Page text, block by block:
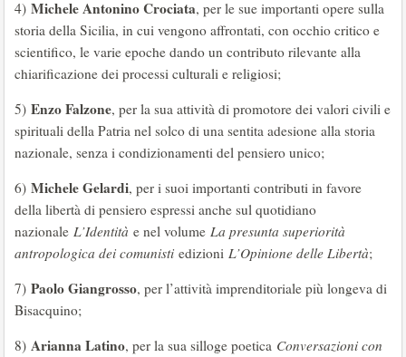
4) Michele Antonino Crociata, per le sue importanti opere sulla
storia della Sicilia, in cui vengono affrontati, con occhio critico e
scientifico, le varie epoche dando un contributo rilevante alla
chiarificazione dei processi culturali e religiosi;
5) Enzo Falzone, per la sua attività di promotore dei valori civili e
spirituali della Patria nel solco di una sentita adesione alla storia
nazionale, senza i condizionamenti del pensiero unico;
6) Michele Gelardi, per i suoi importanti contributi in favore
della libertà di pensiero espressi anche sul quotidiano
nazionale L’Identità e nel volume La presunta superiorità
antropologica dei comunisti edizioni L’Opinione delle Libertà;
7) Paolo Giangrosso, per l’attività imprenditoriale più longeva di
Bisacquino;
8) Arianna Latino, per la sua silloge poetica Conversazioni con